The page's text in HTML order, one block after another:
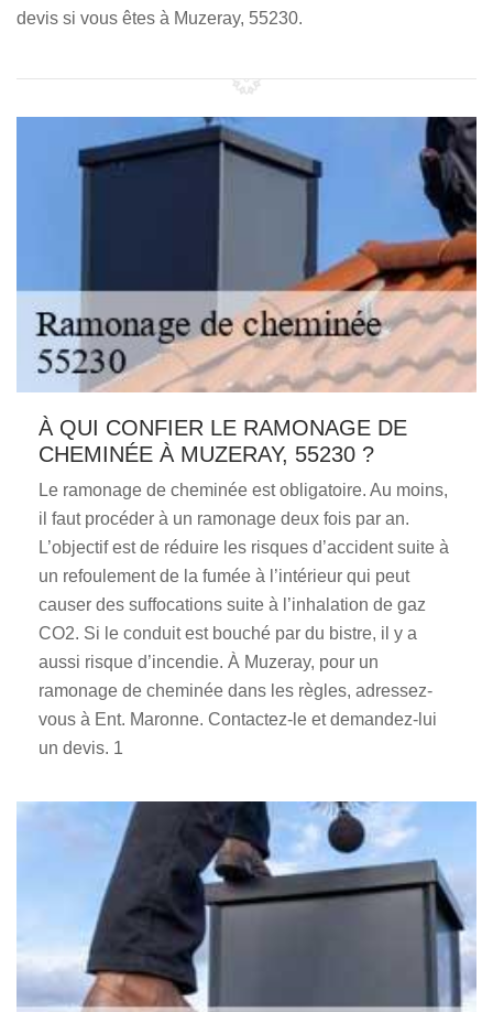
devis si vous êtes à Muzeray, 55230.
À QUI CONFIER LE RAMONAGE DE
CHEMINÉE À MUZERAY, 55230 ?
Le ramonage de cheminée est obligatoire. Au moins,
il faut procéder à un ramonage deux fois par an.
L’objectif est de réduire les risques d’accident suite à
un refoulement de la fumée à l’intérieur qui peut
causer des suffocations suite à l’inhalation de gaz
CO2. Si le conduit est bouché par du bistre, il y a
aussi risque d’incendie. À Muzeray, pour un
ramonage de cheminée dans les règles, adressez-
vous à Ent. Maronne. Contactez-le et demandez-lui
un devis. 1